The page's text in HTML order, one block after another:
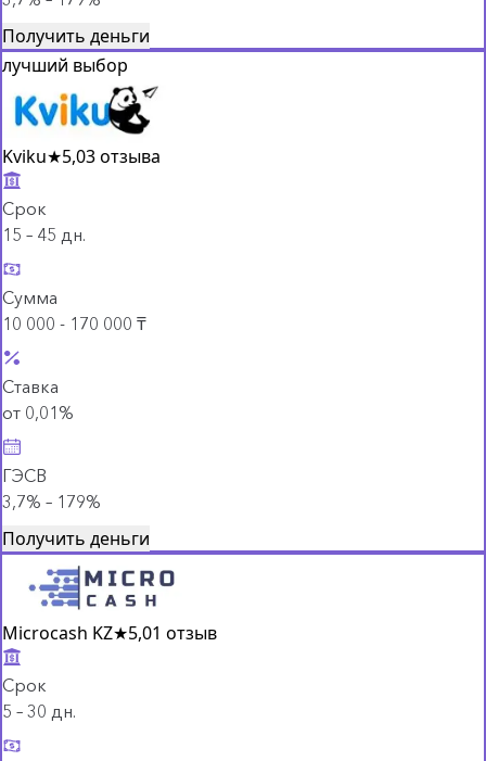
Получить деньги
лучший выбор
Kviku★5,03 отзыва
Срок
15 – 45 дн.
Сумма
10 000 - 170 000 ₸
Ставка
от 0,01%
ГЭСВ
3,7% – 179%
Получить деньги
Microcash KZ★5,01 отзыв
Срок
5 – 30 дн.